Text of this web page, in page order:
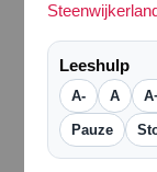
Leeshulp
A- A
Pauze